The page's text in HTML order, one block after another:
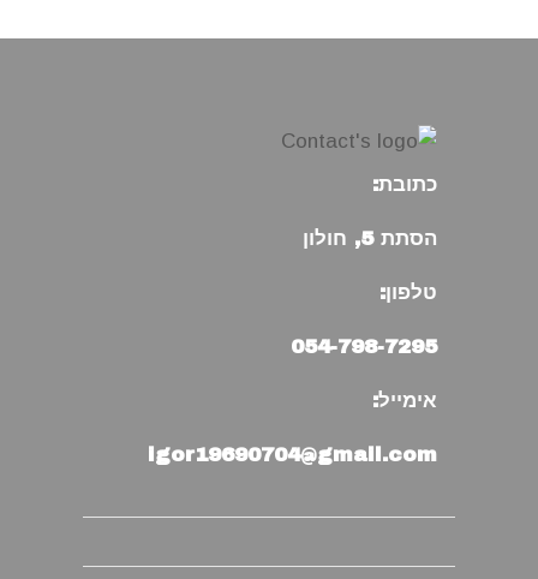
כתובת:
הסתת 5, חולון
טלפון:
054-798-7295
אימייל:
igor19690704@gmail.com